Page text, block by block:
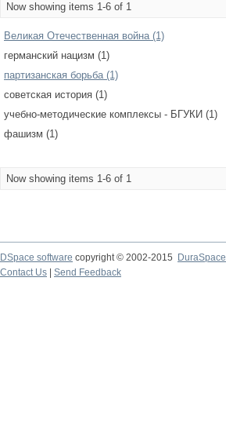
Now showing items 1-6 of 1
Великая Отечественная война (1)
германский нацизм (1)
партизанская борьба (1)
советская история (1)
учебно-методические комплексы - БГУКИ (1)
фашизм (1)
Now showing items 1-6 of 1
DSpace software copyright © 2002-2015
DuraSpace
Contact Us
Send Feedback